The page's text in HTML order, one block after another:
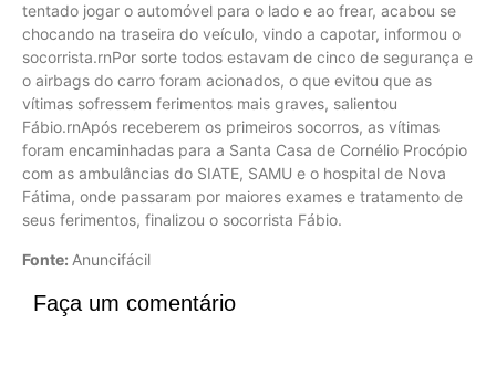
tentado jogar o automóvel para o lado e ao frear, acabou se
chocando na traseira do veículo, vindo a capotar, informou o
socorrista.rnPor sorte todos estavam de cinco de segurança e
o airbags do carro foram acionados, o que evitou que as
vítimas sofressem ferimentos mais graves, salientou
Fábio.rnApós receberem os primeiros socorros, as vítimas
foram encaminhadas para a Santa Casa de Cornélio Procópio
com as ambulâncias do SIATE, SAMU e o hospital de Nova
Fátima, onde passaram por maiores exames e tratamento de
seus ferimentos, finalizou o socorrista Fábio.
Fonte: Anuncifácil
Faça um comentário